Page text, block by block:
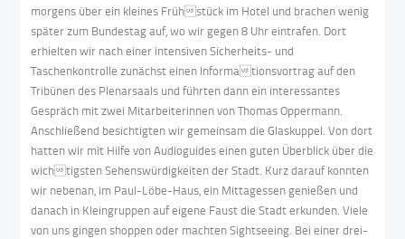
morgens über ein kleines Frühstück im Hotel und brachen wenig
später zum Bundestag auf, wo wir gegen 8 Uhr eintrafen. Dort
erhielten wir nach einer intensiven Sicherheits- und
Taschenkontrolle zunächst einen Informationsvortrag auf den
Tribünen des Plenarsaals und führten dann ein interessantes
Gespräch mit zwei Mitarbeiterinnen von Thomas Oppermann.
Anschließend besichtigten wir gemeinsam die Glaskuppel. Von dort
hatten wir mit Hilfe von Audioguides einen guten Überblick über die
wichtigsten Sehenswürdigkeiten der Stadt. Kurz darauf konnten
wir nebenan, im Paul-Löbe-Haus, ein Mittagessen genießen und
danach in Kleingruppen auf eigene Faust die Stadt erkunden. Viele
von uns gingen shoppen oder machten Sightseeing. Bei einer drei-